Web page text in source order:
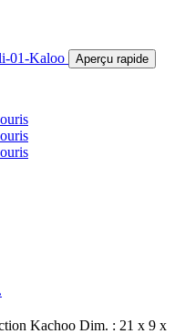
Aperçu rapide
Kachoo Dim. : 21 x 9 x